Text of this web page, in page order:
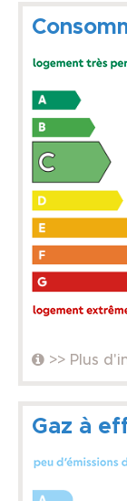
>> Plus
Gaz à